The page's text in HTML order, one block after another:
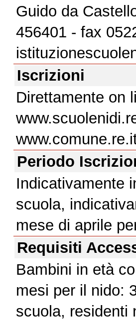
Guido da
456401 - fax
Iscrizioni
Direttamente on
Periodo
Indicativamente
scuola,
mese di aprile
Requisiti
Bambini in età
mesi per il nido:
scuola, residenti